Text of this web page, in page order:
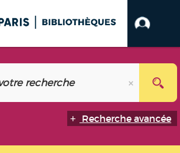
Recherche avancée